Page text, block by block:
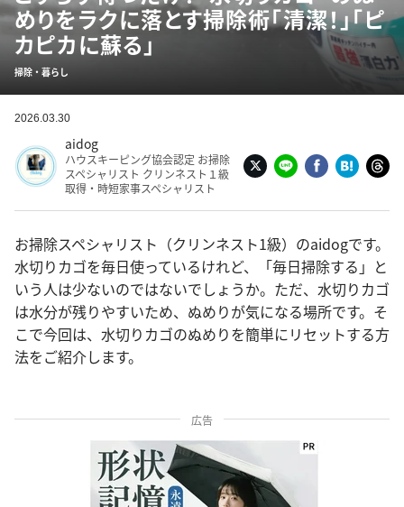
めりをラクに落とす掃除術「清潔！」「ピ
カピカに蘇る」
掃除・暮らし
2026.03.30
aidog
ハウスキーピング協会認定 お掃除
スペシャリスト クリンネスト１級
取得・時短家事スペシャリスト
お掃除スペシャリスト（クリンネスト1級）のaidogです。
水切りカゴを毎日使っているけれど、「毎日掃除する」と
いう人は少ないのではないでしょうか。ただ、水切りカゴ
は水分が残りやすいため、ぬめりが気になる場所です。そ
こで今回は、水切りカゴのぬめりを簡単にリセットする方
法をご紹介します。
広告